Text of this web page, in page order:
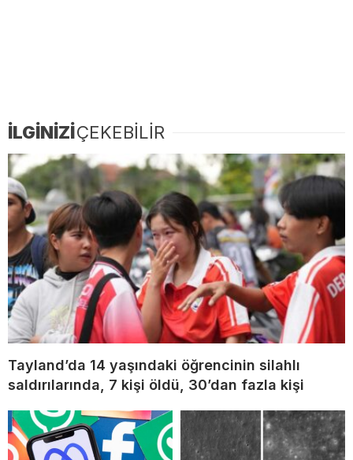
İLGİNİZİÇEKEBİLİR
Tayland’da 14 yaşındaki öğrencinin silahlı
saldırılarında, 7 kişi öldü, 30’dan fazla kişi